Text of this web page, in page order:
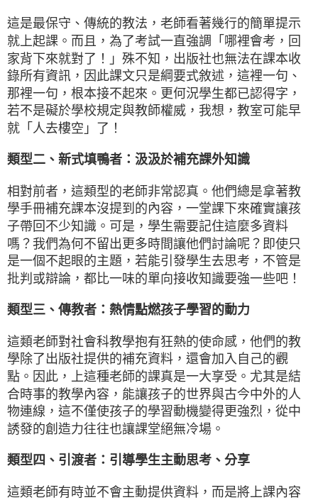
這是最保守、傳統的教法，老師看著幾行的簡單提示
就上起課。而且，為了考試一直強調「哪裡會考，回
家背下來就對了！」殊不知，出版社也無法在課本收
錄所有資訊，因此課文只是綱要式敘述，這裡一句、
那裡一句，根本接不起來。更何況學生都已認得字，
若不是礙於學校規定與教師權威，我想，教室可能早
就「人去樓空」了！
類型二、新式填鴨者：汲汲於補充課外知識
相對前者，這類型的老師非常認真。他們總是拿著教
學手冊補充課本沒提到的內容，一堂課下來確實讓孩
子帶回不少知識。可是，學生需要記住這麼多資料
嗎？我們為何不留出更多時間讓他們討論呢？即使只
是一個不起眼的主題，若能引發學生去思考，不管是
批判或辯論，都比一味的單向接收知識要強一些吧！
類型三、傳教者：熱情點燃孩子學習的動力
這類老師對社會科教學抱有狂熱的使命感，他們的教
學除了出版社提供的補充資料，還會加入自己的觀
點。因此，上這種老師的課真是一大享受。尤其是結
合時事的教學內容，能讓孩子的世界與古今中外的人
物連線，這不僅使孩子的學習動機變得更強烈，從中
誘發的創造力往往也讓課堂絕無冷場。
類型四、引渡者：引導學生主動思考、分享
這類老師有時並不會主動提供資料，而是將上課內容